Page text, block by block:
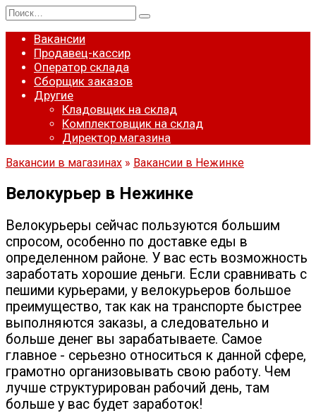
Перейти
к
содержанию
Search
for:
Вакансии
Продавец-кассир
Оператор склада
Сборщик заказов
Другие
Кладовщик на склад
Комплектовщик на склад
Директор магазина
Вакансии в магазинах » Вакансии в Нежинке
Велокурьер в Нежинке
Велокурьеры сейчас пользуются большим
спросом, особенно по доставке еды в
определенном районе. У вас есть возможность
заработать хорошие деньги. Если сравнивать с
пешими курьерами, у велокурьеров большое
преимущество, так как на транспорте быстрее
выполняются заказы, а следовательно и
больше денег вы зарабатываете. Самое
главное - серьезно относиться к данной сфере,
грамотно организовывать свою работу. Чем
лучше структурирован рабочий день, там
больше у вас будет заработок!